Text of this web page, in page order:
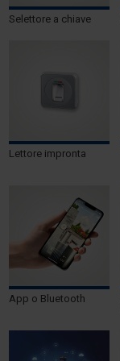
Selettore a chiave
Lettore impronta
App o Bluetooth